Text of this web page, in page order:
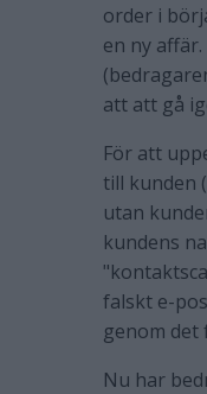
order i
en ny
att att gå
För att
till kunden
utan
kundens
falskt e-
genom det
Nu har